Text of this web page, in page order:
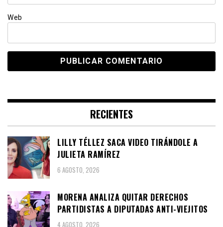
Web
RECIENTES
LILLY TÉLLEZ SACA VIDEO TIRÁNDOLE A
JULIETA RAMÍREZ
6 AGOSTO, 2026
MORENA ANALIZA QUITAR DERECHOS
PARTIDISTAS A DIPUTADAS ANTI-VIEJITOS
4 AGOSTO, 2026